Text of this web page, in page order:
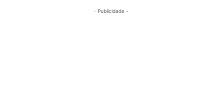
- Publicidade -